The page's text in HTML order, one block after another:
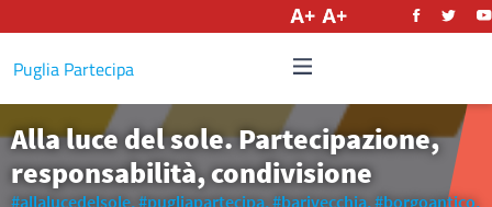
Puglia Partecipa
Alla luce del sole. Partecipazione,
responsabilità, condivisione
#allalucedelsole,#pugliapartecipa,#barivecchia,#borgoantico,